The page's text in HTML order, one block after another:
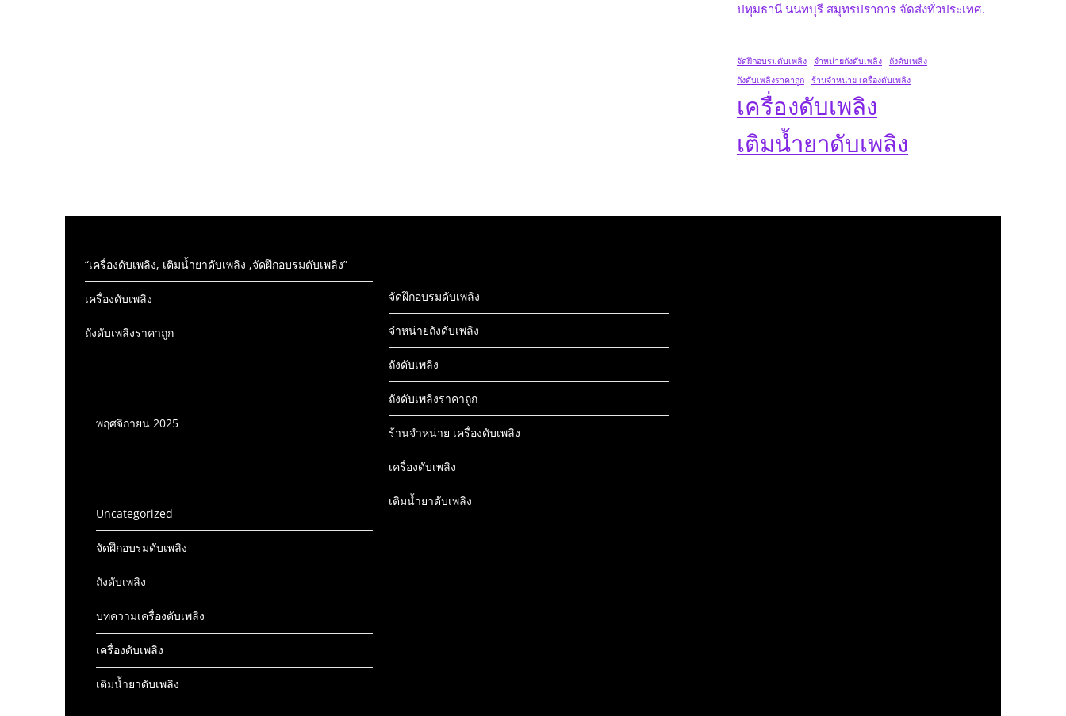
ปทุมธานี นนทบุรี สมุทรปราการ จัดส่งทั่วประเทศ.
จัดฝึกอบรมดับเพลิง จำหน่ายถังดับเพลิง
ถังดับเพลิง
ถังดับเพลิงราคาถูก
ร้านจำหน่าย เครื่องดับเพลิง
เครื่องดับเพลิง
เติมน้ำยาดับเพลิง
“เครื่องดับเพลิง, เติมน้ำยาดับเพลิง ,จัดฝึกอบรมดับเพลิง”
เครื่องดับเพลิง
ถังดับเพลิงราคาถูก
พฤศจิกายน 2025
Uncategorized
จัดฝึกอบรมดับเพลิง
ถังดับเพลิง
บทความเครื่องดับเพลิง
เครื่องดับเพลิง
เติมน้ำยาดับเพลิง
จัดฝึกอบรมดับเพลิง
จำหน่ายถังดับเพลิง
ถังดับเพลิง
ถังดับเพลิงราคาถูก
ร้านจำหน่าย เครื่องดับเพลิง
เครื่องดับเพลิง
เติมน้ำยาดับเพลิง